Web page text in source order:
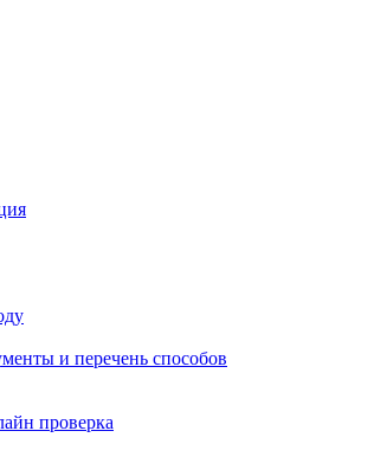
и перечень способов
проверка